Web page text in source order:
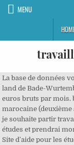
MENU
La base de données
land de Bade-
euros bruts par mois.
marocaine (deuxième
je souhaite partir
études et prendrai
Site d'aide pour les